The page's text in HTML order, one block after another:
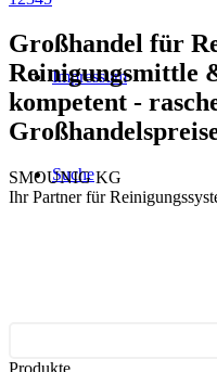
Impressum
Suche
Großhandel für
Reinigungsmittle
kompetent -
SMOUNIG KG
Ihr Partner für